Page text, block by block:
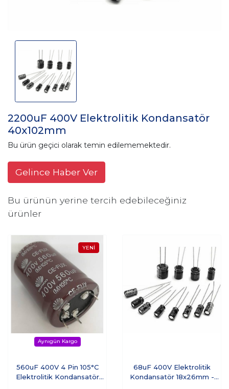
2200uF 400V Elektrolitik Kondansatör
40x102mm
Bu ürün geçici olarak temin edilememektedir.
Gelince Haber Ver
Bu ürünün yerine tercih edebileceğiniz
ürünler
560uF 400V 4 Pin 105°C
Elektrolitik Kondansatör
68uF 400V Elektrolitik
Kondansatör 18x26mm -